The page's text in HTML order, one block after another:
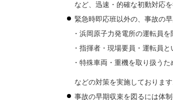
など、迅速・的確な初動対応
緊急時即応班以外の、事故の
浜岡原子力発電所の運転員
指揮者・現場要員・運転員
特殊車両・重機を取り扱うた
などの対策を実施しております
事故の早期収束を図るには体